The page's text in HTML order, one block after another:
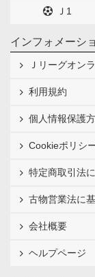
Ｊ1
インフォメーシ
Ｊリーグオン
利用規約
個人情報保護
Cookieポリシ
特定商取引法
古物営業法に
会社概要
ヘルプページ